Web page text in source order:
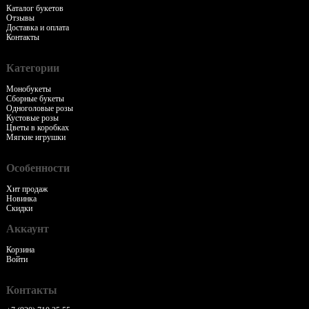
Каталог букетов
Отзывы
Доставка и оплата
Контакты
Категории
Монобукеты
Сборные букеты
Одноголовые розы
Кустовые розы
Цветы в коробках
Мягкие игрушки
Особенности
Хит продаж
Новинка
Скидки
Аккаунт
Корзина
Войти
Контакты